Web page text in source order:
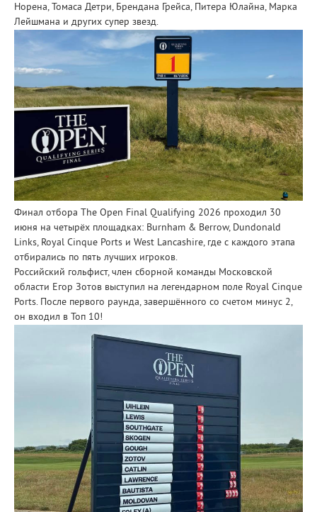
Норена, Томаса Детри, Брендана Грейса, Питера Юлайна, Марка
Лейшмана и других супер звезд.
Финал отбора The Open Final Qualifying 2026 проходил 30
июня на четырёх площадках: Burnham & Berrow, Dundonald
Links, Royal Cinque Ports и West Lancashire, где с каждого этапа
отбирались по пять лучших игроков.
Российский гольфист, член сборной команды Московской
области Егор Зотов выступил на легендарном поле Royal Cinque
Ports. После первого раунда, завершённого со счетом минус 2,
он входил в Топ 10!